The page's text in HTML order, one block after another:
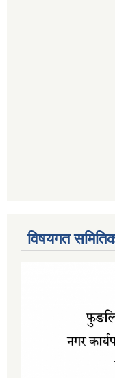
विषयगत